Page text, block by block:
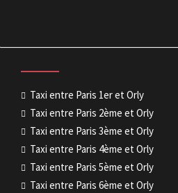
Taxi entre Paris 1er et Orly
Taxi entre Paris 2ème et Orly
Taxi entre Paris 3ème et Orly
Taxi entre Paris 4ème et Orly
Taxi entre Paris 5ème et Orly
Taxi entre Paris 6ème et Orly